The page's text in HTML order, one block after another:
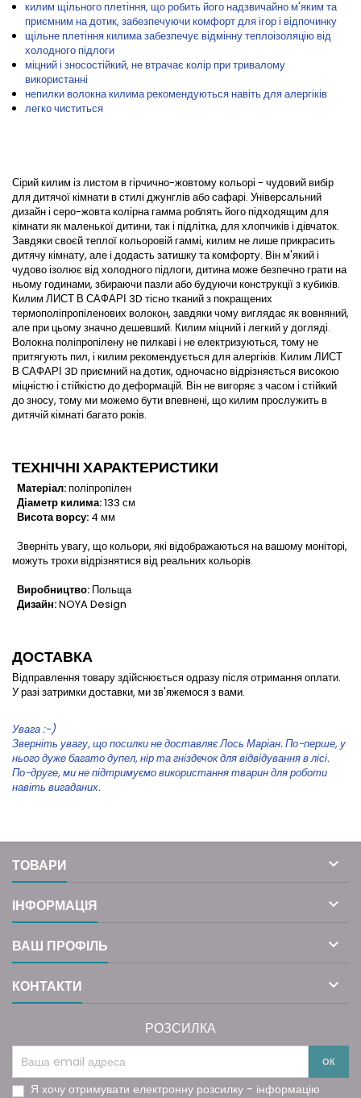
килим щільного плетіння, що робить його надзвичайно м'яким та
приємним на дотик, забезпечуючи комфорт для ігор і відпочинку
щільне плетіння килима забезпечує відмінну теплоізоляцію від
холодного підлоги
міцний і зносостійкий, не втрачає колір при тривалому
використанні
непилки волокна килима рекомендуються навіть для алергіків
легко чиститься
Сірий килим із листом в гірчично-жовтому кольорі - чудовий вибір
для дитячої кімнати в стилі джунглів або сафарі. Універсальний
дизайн і серо-жовта колірна гамма роблять його підходящим для
кімнати як маленької дитини, так і підлітка, для хлопчиків і дівчаток.
Завдяки своєй теплої кольоровій гаммі, килим не лише прикрасить
дитячу кімнату, але і додасть затишку та комфорту. Він м'який і
чудово ізолює від холодного підлоги, дитина може безпечно грати на
ньому годинами, збираючи пазли або будуючи конструкції з кубиків.
Килим ЛИСТ В САФАРІ 3D тісно тканий з покращених
термополіпропіленових волокон, завдяки чому виглядає як вовняний,
але при цьому значно дешевший. Килим міцний і легкий у догляді.
Волокна поліпропілену не пилкаві і не електризуються, тому не
притягують пил, і килим рекомендується для алергіків. Килим ЛИСТ
В САФАРІ 3D приємний на дотик, одночасно відрізняється високою
міцністю і стійкістю до деформацій. Він не вигоряє з часом і стійкий
до зносу, тому ми можемо бути впевнені, що килим прослужить в
дитячій кімнаті багато років.
ТЕХНІЧНІ ХАРАКТЕРИСТИКИ
Матеріал:поліпропілен
Діаметр килима:133 см
Висота ворсу: 4 мм
Зверніть увагу, що кольори, які відображаються на вашому моніторі,
можуть трохи відрізнятися від реальних кольорів.
Виробництво: Польща
Дизайн:NOYA Design
ДОСТАВКА
Відправлення товару здійснюється одразу після отримання оплати.
У разі затримки доставки, ми зв'яжемося з вами.
Увага :-)
Зверніть увагу, що посилки не доставляє Лось Маріан. По-перше, у
нього дуже багато дупел, нір та гніздечок для відвідування в лісі.
По-друге, ми не підтримуємо використання тварин для роботи
навіть вигаданих.
ТОВАРИ 
ІНФОРМАЦІЯ 
ВАШ ПРОФІЛЬ 
КОНТАКТИ 
РОЗСИЛКА
Я хочу отримувати електронну розсилку - інформацію